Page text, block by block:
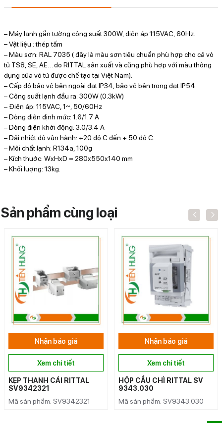
– Máy lạnh gắn tường công suất 300W, điện áp 115VAC, 60Hz.
–Vật liệu : thép tấm
– Màu sơn: RAL 7035 ( đây là màu sơn tiêu chuẩn phù hợp cho cả vỏ
tủ TS8, SE, AE… do RITTAL sản xuất và cũng phù hợp với màu thông
dụng của vỏ tủ được chế tạo tại Việt Nam).
– Cấp độ bảo vệ bên ngoài đạt IP34, bảo vệ bên trong đạt IP54.
– Công suất lạnh đầu ra: 300W (0.3kW)
– Điện áp: 115VAC, 1~, 50/60Hz
– Dòng điện định mức: 1.6/1.7 A
– Dòng điện khởi động: 3.0/3.4 A
– Dải nhiệt độ vận hành: +20 độ C đến + 50 độ C.
– Môi chất lạnh: R134a, 100g
– Kích thước: WxHxD = 280x550x140 mm
– Khối lượng: 13kg.
Sản phẩm cùng loại
Nhận báo giá
Xem chi tiết
KẸP THANH CÁI RITTAL
SV9342321
Mã sản phẩm: SV9342321
Nhận báo giá
Xem chi tiết
HỘP CẦU CHÌ RITTAL SV
9343.030
Mã sản phẩm: SV9343.030